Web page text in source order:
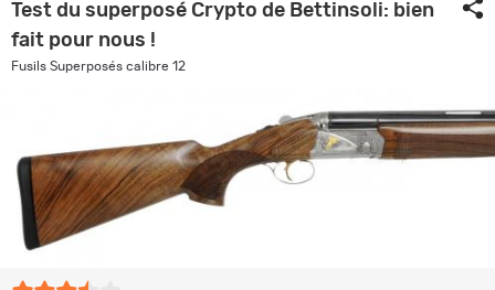
Test du superposé Crypto de Bettinsoli: bien
fait pour nous !
Fusils Superposés calibre 12